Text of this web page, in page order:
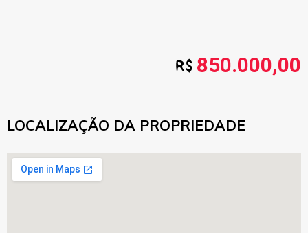
850.000,00
LOCALIZAÇÃO DA PROPRIEDADE